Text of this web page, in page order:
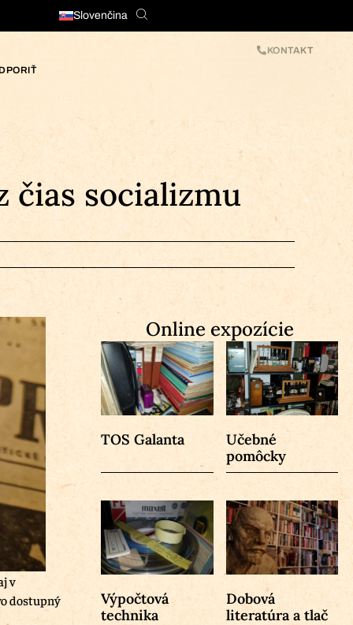
Slovenčina
KONTAKT
čias socializmu
v
dostupný
Online expozície
TOS Galanta
Učebné
pomôcky
Výpočtová
technika
Dobová
literatúra a tlač